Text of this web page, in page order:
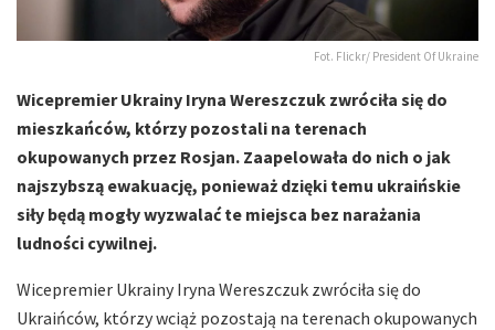
Fot. Flickr/ President Of Ukraine
Wicepremier Ukrainy Iryna Wereszczuk zwróciła się do
mieszkańców, którzy pozostali na terenach
okupowanych przez Rosjan. Zaapelowała do nich o jak
najszybszą ewakuację, ponieważ dzięki temu ukraińskie
siły będą mogły wyzwalać te miejsca bez narażania
ludności cywilnej.
Wicepremier Ukrainy Iryna Wereszczuk zwróciła się do
Ukraińców, którzy wciąż pozostają na terenach okupowanych